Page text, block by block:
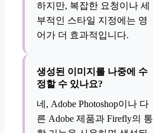
하지만, 복잡한 요청이나 세
부적인 스타일 지정에는 영
어가 더 효과적입니다.
생성된 이미지를 나중에 수
정할 수 있나요?
네, Adobe Photoshop이나 다
른 Adobe 제품과 Firefly의 통